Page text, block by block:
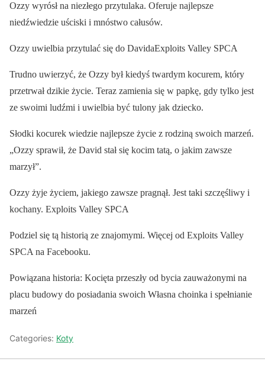
Ozzy wyrósł na niezłego przytulaka. Oferuje najlepsze
niedźwiedzie uściski i mnóstwo całusów.
Ozzy uwielbia przytulać się do DavidaExploits Valley SPCA
Trudno uwierzyć, że Ozzy był kiedyś twardym kocurem, który
przetrwał dzikie życie. Teraz zamienia się w papkę, gdy tylko jest
ze swoimi ludźmi i uwielbia być tulony jak dziecko.
Słodki kocurek wiedzie najlepsze życie z rodziną swoich marzeń.
„Ozzy sprawił, że David stał się kocim tatą, o jakim zawsze
marzył”.
Ozzy żyje życiem, jakiego zawsze pragnął. Jest taki szczęśliwy i
kochany. Exploits Valley SPCA
Podziel się tą historią ze znajomymi. Więcej od Exploits Valley
SPCA na Facebooku.
Powiązana historia: Kocięta przeszły od bycia zauważonymi na
placu budowy do posiadania swoich Własna choinka i spełnianie
marzeń
Categories: Koty